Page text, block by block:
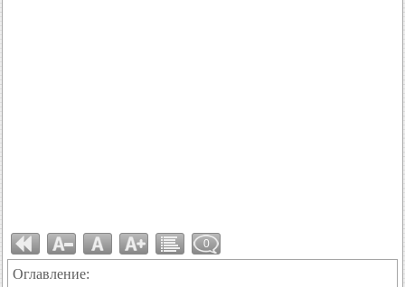
0
Оглавление: